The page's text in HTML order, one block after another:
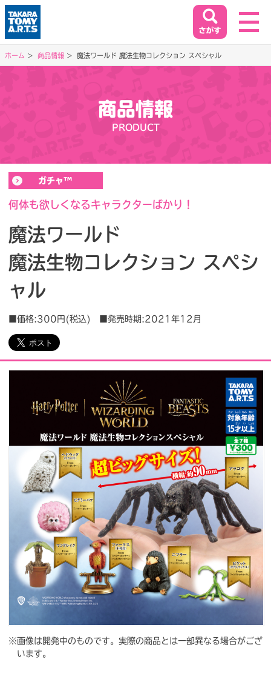
イベント&キャンペーン
EVENT&CAMPAIGN
お客様相談室
SUPPORT
会社情報
プレスリリース
ビジネスのお客様
閉じる
閉じる
ホーム 商品情報 魔法ワールド 魔法生物コレクション スペシャル
商品情報
PRODUCT
ガチャ™
何体も欲しくなるキャラクターばかり！
魔法ワールド
魔法生物コレクション スペシ
ャル
■価格:300円(税込) ■発売時期:2021年12月
※画像は開発中のものです。実際の商品とは一部異なる場合がござ
います。